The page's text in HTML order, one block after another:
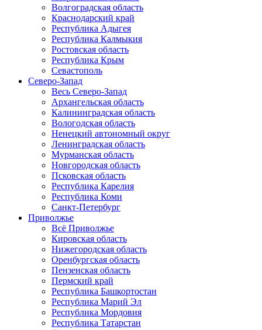
Волгоградская область
Краснодарский край
Республика Адыгея
Республика Калмыкия
Ростовская область
Республика Крым
Севастополь
Северо-Запад
Весь Северо-Запад
Архангельская область
Калининградская область
Вологодская область
Ненецкий автономный округ
Ленинградская область
Мурманская область
Новгородская область
Псковская область
Республика Карелия
Республика Коми
Санкт-Петербург
Приволжье
Всё Приволжье
Кировская область
Нижегородская область
Оренбургская область
Пензенская область
Пермский край
Республика Башкортостан
Республика Марий Эл
Республика Мордовия
Республика Татарстан